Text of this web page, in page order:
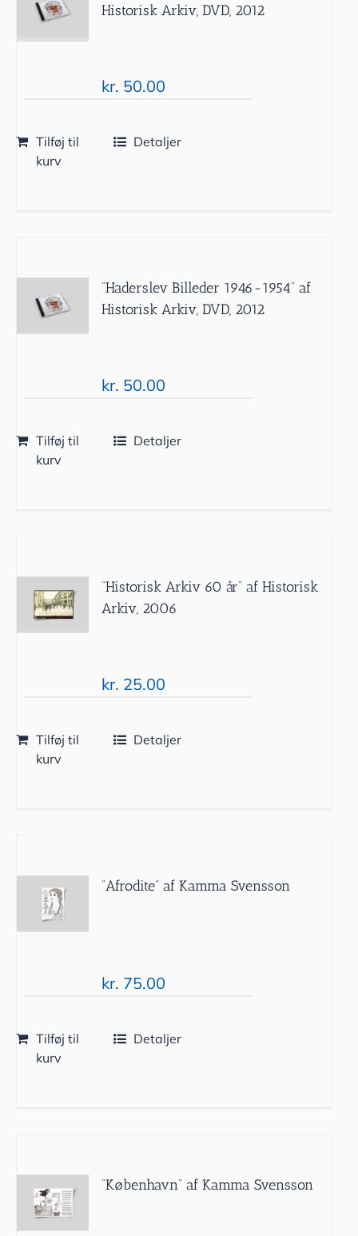
Historisk Arkiv, DVD, 2012
kr. 50.00
Tilføj til
kurv
Detaljer
”Haderslev Billeder 1946-1954” af
Historisk Arkiv, DVD, 2012
kr. 50.00
Tilføj til
kurv
Detaljer
”Historisk Arkiv 60 år” af Historisk
Arkiv, 2006
kr. 25.00
Tilføj til
kurv
Detaljer
”Afrodite” af Kamma Svensson
kr. 75.00
Tilføj til
kurv
Detaljer
”København” af Kamma Svensson